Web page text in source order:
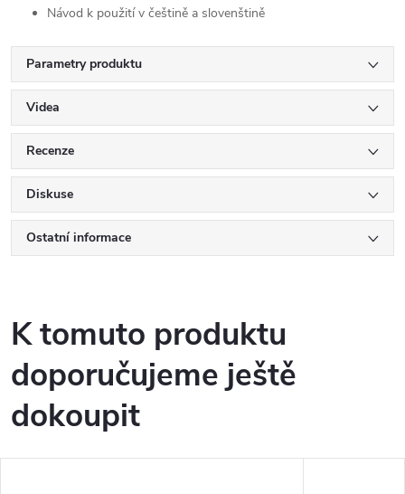
Návod k použití v češtině a slovenštině
Parametry produktu
Videa
Recenze
Diskuse
Ostatní informace
K tomuto produktu
doporučujeme ještě
dokoupit